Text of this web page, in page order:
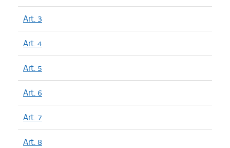
Art. 3
Art. 4
Art. 5
Art. 6
Art. 7
Art. 8